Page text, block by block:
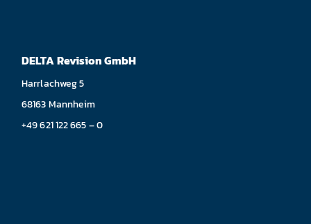
DELTA Revision GmbH
Harrlachweg 5
68163 Mannheim
+49 621 122 665 – 0